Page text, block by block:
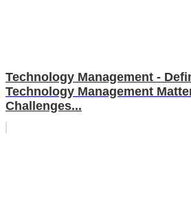
Technology Management -
Technology Management
Challenges...